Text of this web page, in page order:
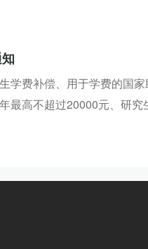
学费补偿、用于学费的国
最高不超过20000元、研究